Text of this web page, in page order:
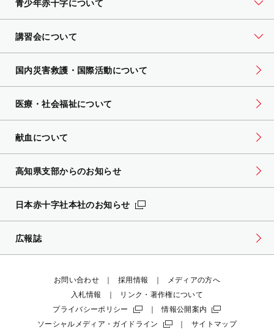
青少年赤十字について
講習会について
国内災害救護・国際活動について
医療・社会福祉について
献血について
高知県支部からのお知らせ
日本赤十字社本社のお知らせ
広報誌
お問い合わせ 採用情報
メディアの方へ
入札情報
リンク・著作権について
プライバシーポリシー
情報公開案内
ソーシャルメディア・ガイドライン
サイトマップ